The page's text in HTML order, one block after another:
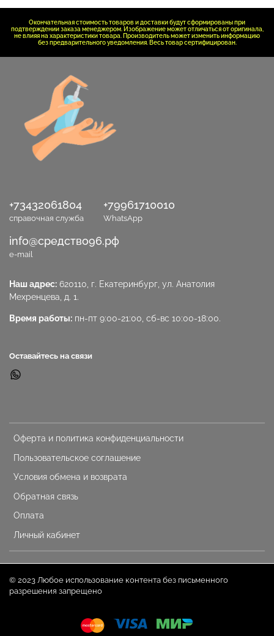
Окончательная стоимость товаров и доставки будут сформированы при
подтверждении заказа менеджером. Изображение может отличаться от оригинала,
не влияя на характеристики товара. Производитель может изменить информацию
без предварительного уведомления. Весь товар сертифицирован.
Оферта и политика конфиденциальности
Пользовательское соглашение
Условия обмена и возврата
Обратная связь
Оплата
Личный кабинет
+73432061804
справочная служба
+79961710010
WhatsApp
info@средство96.рф
e-mail
Наш адрес: 620110, г. Екатеринбург, ул. Анатолия
Мехренцева, д. 1.
Время работы: пн-пт 9:00-21:00, сб-вс 10:00-18:00.
Оставайтесь на связи
© 2023 Любое использование контента без письменного
разрешения запрещено